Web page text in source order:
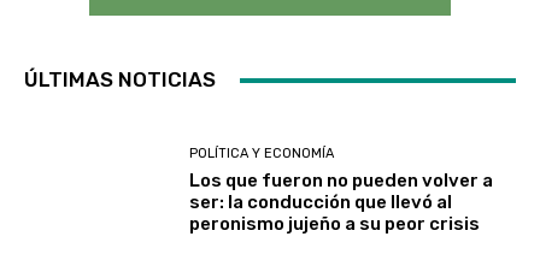
ÚLTIMAS NOTICIAS
POLÍTICA Y ECONOMÍA
Los que fueron no pueden volver a
ser: la conducción que llevó al
peronismo jujeño a su peor crisis